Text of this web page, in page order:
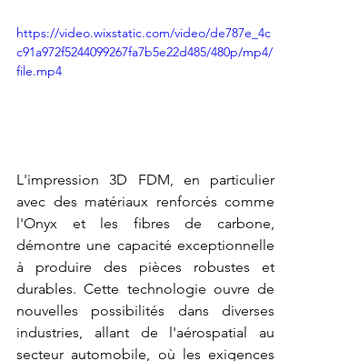
https://video.wixstatic.com/video/de787e_4c
c91a972f5244099267fa7b5e22d485/480p/mp4/
file.mp4
L'impression 3D FDM, en particulier
avec des matériaux renforcés comme
l'Onyx et les fibres de carbone,
démontre une capacité exceptionnelle
à produire des pièces robustes et
durables. Cette technologie ouvre de
nouvelles possibilités dans diverses
industries, allant de l'aérospatial au
secteur automobile, où les exigences